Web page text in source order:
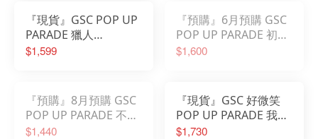
『現貨』GSC POP UP
PARADE 獵人
HUNTER×HUNTER 酷
$1,599
『預購』6月預購 GSC
POP UP PARADE 初音
未來×大耳狗喜拿聯名
$1,600
『預購』8月預購 GSC
POP UP PARADE 不時
輕聲地以俄語遮羞的鄰
$1,440
『現貨』GSC 好微笑
POP UP PARADE 我獨
自升級 水篠旬 成振宇
$1,730